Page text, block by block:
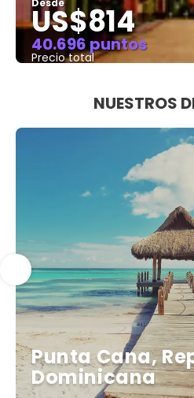
US$814
40.696 puntos
Precio total
NUESTROS
Punta Cana,
Dominicana